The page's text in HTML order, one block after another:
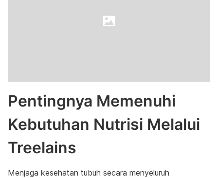
Pentingnya Memenuhi
Kebutuhan Nutrisi Melalui
Treelains
Menjaga kesehatan tubuh secara menyeluruh